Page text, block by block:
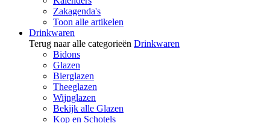
Zakagenda's
Toon alle artikelen
Drinkwaren
Terug naar alle categorieën Drinkwaren
Bidons
Glazen
Bierglazen
Theeglazen
Wijnglazen
Bekijk alle Glazen
Kop en Schotels